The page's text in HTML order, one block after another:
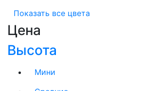
Показать все цвета
Цена
Высота
Мини